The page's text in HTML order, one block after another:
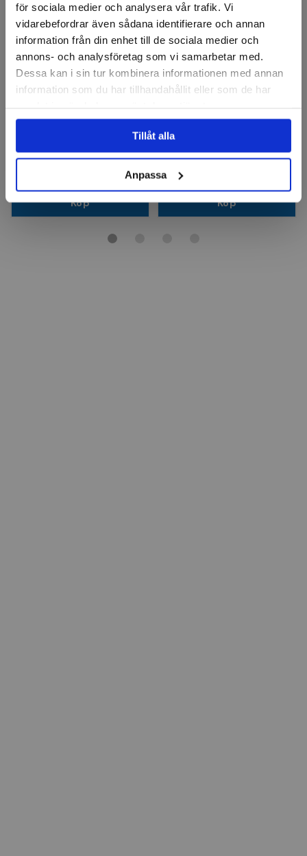
för sociala medier och analysera vår trafik. Vi
vidarebefordrar även sådana identifierare och annan
information från din enhet till de sociala medier och
annons- och analysföretag som vi samarbetar med.
Dessa kan i sin tur kombinera informationen med annan
information som du har tillhandahållit eller som de har
Tillåt alla
Anpassa
Axialborste ståltråd Skaft
148 kr
Köp
LESSMANN
Axialborste rostfri M14
729 kr
Finns i lager
Köp